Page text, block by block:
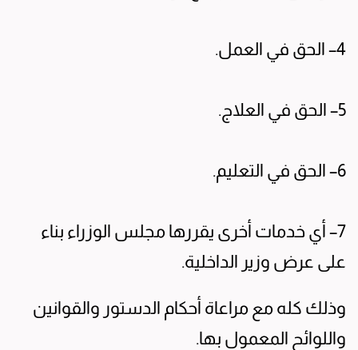
4– الحق في العمل.
5– الحق في العلاج.
6– الحق في التعليم.
7– أي خدمات أخرى يقررها مجلس الوزراء بناء
على عرض وزير الداخلية.
وذلك كله مع مراعاة أحكام الدستور والقوانين
واللوائح المعمول بها.